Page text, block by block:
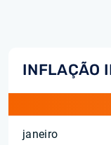
INFLAÇÃO
janeiro